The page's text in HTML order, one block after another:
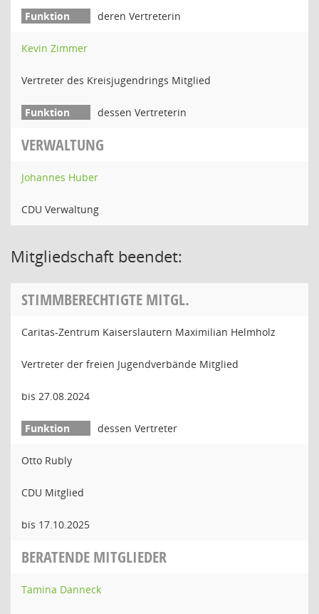
deren Vertreterin
Kevin Zimmer
Vertreter des Kreisjugendrings Mitglied
dessen Vertreterin
VERWALTUNG
Johannes Huber
CDU Verwaltung
Mitgliedschaft beendet:
STIMMBERECHTIGTE MITGL.
Caritas-Zentrum Kaiserslautern Maximilian Helmholz
Vertreter der freien Jugendverbände Mitglied
bis 27.08.2024
dessen Vertreter
Otto Rubly
CDU Mitglied
bis 17.10.2025
BERATENDE MITGLIEDER
Tamina Danneck